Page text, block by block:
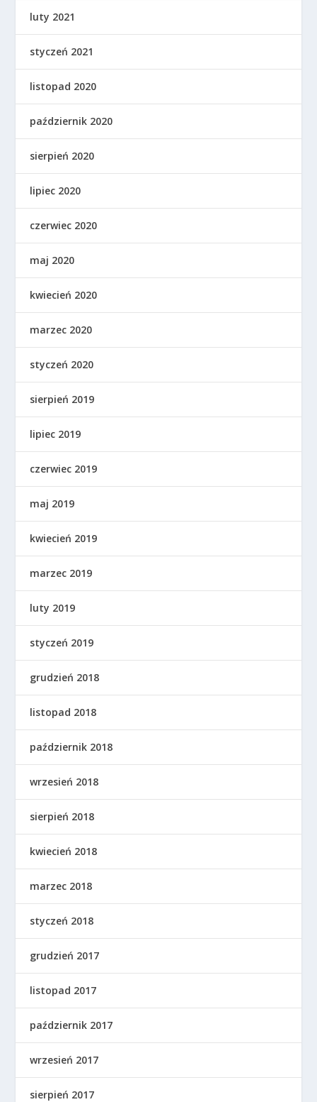
luty 2021
styczeń 2021
listopad 2020
październik 2020
sierpień 2020
lipiec 2020
czerwiec 2020
maj 2020
kwiecień 2020
marzec 2020
styczeń 2020
sierpień 2019
lipiec 2019
czerwiec 2019
maj 2019
kwiecień 2019
marzec 2019
luty 2019
styczeń 2019
grudzień 2018
listopad 2018
październik 2018
wrzesień 2018
sierpień 2018
kwiecień 2018
marzec 2018
styczeń 2018
grudzień 2017
listopad 2017
październik 2017
wrzesień 2017
sierpień 2017